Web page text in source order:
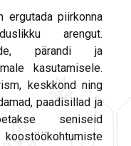
ergutada piirkonna
arengut.
pärandi ja
kasutamisele.
keskkond ning
paadisillad ja
seniseid